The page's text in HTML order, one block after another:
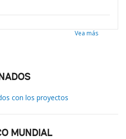
Vea más
con los proyectos
MUNDIAL